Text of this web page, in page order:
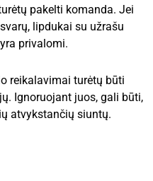
pakelti komanda. Jei
lipdukai su užrašu
privalomi.
reikalavimai turėtų būti
Ignoruojant juos, gali būti,
atvykstančių siuntų.